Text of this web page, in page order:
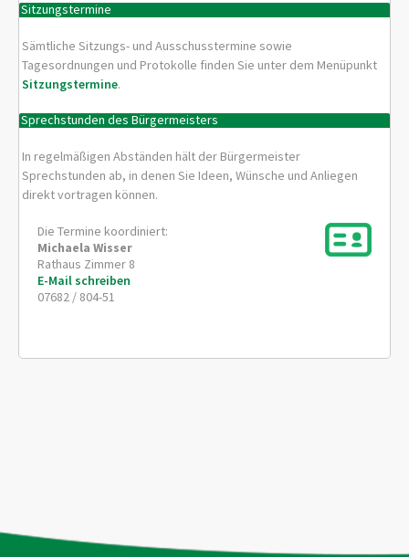
Sitzungstermine
Sämtliche Sitzungs- und Ausschusstermine sowie
Tagesordnungen und Protokolle finden Sie unter dem Menüpunkt
Sitzungstermine.
Sprechstunden des Bürgermeisters
In regelmäßigen Abständen hält der Bürgermeister
Sprechstunden ab, in denen Sie Ideen, Wünsche und Anliegen
direkt vortragen können.
Die Termine koordiniert:
Michaela Wisser
Rathaus Zimmer 8
E-Mail schreiben
07682 / 804-51